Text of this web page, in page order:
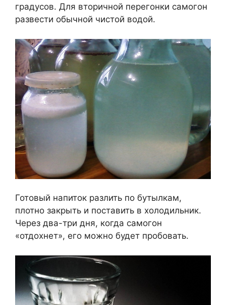
градусов. Для вторичной перегонки самогон
развести обычной чистой водой.
Готовый напиток разлить по бутылкам,
плотно закрыть и поставить в холодильник.
Через два-три дня, когда самогон
«отдохнет», его можно будет пробовать.